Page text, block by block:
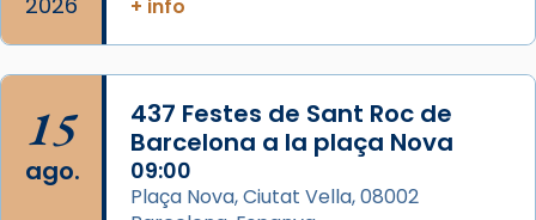
Acompanyant la història de sant Cugat, a
partir de l’Edat Mitjana sorgeix la tradició
que les santes Juliana (“relatiu a Júlia”) i
Semproniana (“relatiu a Semprònia =
eterna”) són deixebles seves. I l’any 1667, el
frare Joan Gaspar Roig, afirma en una obra
que les santes són filles de l’antiga Iluro.
+ info
15
ago.
437 Festes de Sant Roc de
Barcelona a la plaça Nova
09:00
Plaça Nova, Ciutat Vella, 08002